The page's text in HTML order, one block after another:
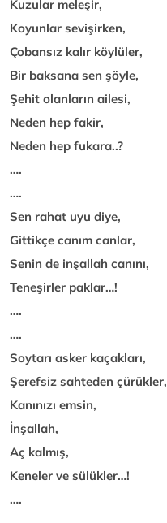
Kuzular meleşir,
Koyunlar sevişirken,
Çobansız kalır köylüler,
Bir baksana sen şöyle,
Şehit olanların ailesi,
Neden hep fakir,
Neden hep fukara..?
….
….
Sen rahat uyu diye,
Gittikçe canım canlar,
Senin de inşallah canını,
Teneşirler paklar…!
….
….
Soytarı asker kaçakları,
Şerefsiz sahteden çürükler,
Kanınızı emsin,
İnşallah,
Aç kalmış,
Keneler ve sülükler…!
….